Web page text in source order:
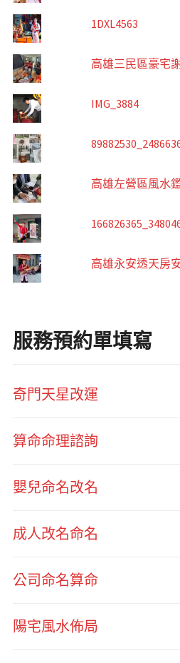
1DXL4563
高雄三民區豪宅
IMG_3884
高雄左營區風水
高雄永安透天房
服務預約單填寫
奇門天星改運
算命命理諮詢
嬰兒命名改名
成人改名命名
公司命名算命
陽宅風水佈局